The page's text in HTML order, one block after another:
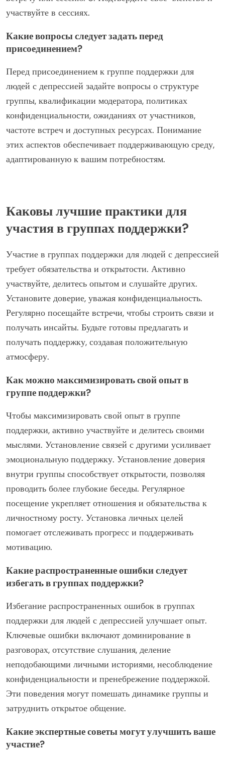
вариантов в интернете или через организации по
узнать о времени встреч и требованиях к членству.
Многие группы допускают свободное посещение, в то
время как другие могут требовать регистрации.
Какие шаги включены в процесс регистрации?
Чтобы зарегистрироваться в группу поддержки для
людей с депрессией, выполните следующие шаги: 1.
Исследуйте доступные группы в вашем районе. 2.
Свяжитесь с лидером группы или организацией для
участвуйте в сессиях.
присоединением?
Перед присоединением к группе поддержки для
людей с депрессией задайте вопросы о структуре
группы, квалификации модератора, политиках
конфиденциальности, ожиданиях от участников,
частоте встреч и доступных ресурсах. Понимание
этих аспектов обеспечивает поддерживающую среду,
адаптированную к вашим потребностям.
Каковы лучшие практики для
участия в группах поддержки?
Участие в группах поддержки для людей с депрессией
требует обязательства и открытости. Активно
участвуйте, делитесь опытом и слушайте других.
Установите доверие, уважая конфиденциальность.
Регулярно посещайте встречи, чтобы строить связи и
получать инсайты. Будьте готовы предлагать и
получать поддержку, создавая положительную
Как можно максимизировать свой опыт в
Чтобы максимизировать свой опыт в группе
поддержки, активно участвуйте и делитесь своими
мыслями. Установление связей с другими усиливает
эмоциональную поддержку. Установление доверия
внутри группы способствует открытости, позволяя
проводить более глубокие беседы. Регулярное
посещение укрепляет отношения и обязательства к
помогает отслеживать прогресс и поддерживать
мотивацию.